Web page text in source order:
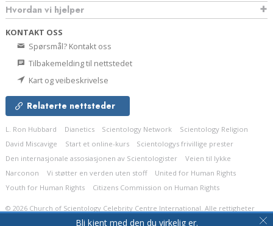
Bli kjent med den du virkelig er.
Hvordan vi hjelper
KONTAKT OSS
Spørsmål? Kontakt oss
Tilbakemelding til nettstedet
Kart og veibeskrivelse
Relaterte nettsteder
L. Ron Hubbard Dianetics Scientology Network
Scientology Religion
David Miscavige
Start et online-kurs
Scientologys frivillige prester
Den internasjonale assosiasjonen av Scientologister
Veien til lykke
Narconon
Vi støtter en verden uten stoff
United for Human Rights
Youth for Human Rights
Citizens Commission on Human Rights
© 2026 Church of Scientology Celebrity Centre International. Alle rettigheter
Fortrolighetserklæring Policy for informasjonskapsler